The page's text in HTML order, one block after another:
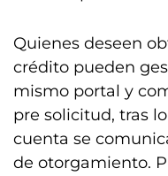
Quienes deseen
crédito pueden
mismo portal y
pre solicitud, tras
cuenta se
de otorgamiento.